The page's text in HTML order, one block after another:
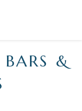
BARS &